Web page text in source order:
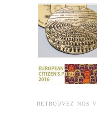
RETROUVEZ NOS